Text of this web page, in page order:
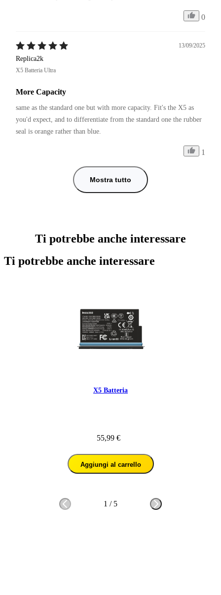
0
13/09/2025
Replica2k
X5 Batteria Ultra
More Capacity
same as the standard one but with more capacity. Fit's the X5 as
you'd expect, and to differentiate from the standard one the rubber
seal is orange rather than blue.
1
Mostra tutto
Ti potrebbe anche interessare
Ti potrebbe anche interessare
X5 Batteria
55,99 €
Aggiungi al carrello
1 / 5